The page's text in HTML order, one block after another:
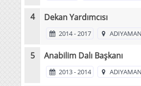
Dekan Yardımcısı
2014 - 2017
Anabilim Dalı Başkanı
2013 - 2014